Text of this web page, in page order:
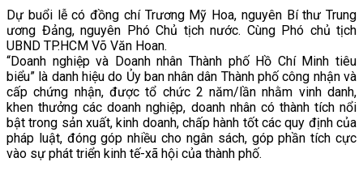
Dự buổi lễ có đồng chí Trương Mỹ Hoa, nguyên Bí thư Trung
ương Đảng, nguyên Phó Chủ tịch nước. Cùng Phó chủ tịch
UBND TP.HCM Võ Văn Hoan.
“Doanh nghiệp và Doanh nhân Thành phố Hồ Chí Minh tiêu
biểu” là danh hiệu do Ủy ban nhân dân Thành phố công nhận và
cấp chứng nhận, được tổ chức 2 năm/lần nhằm vinh danh,
khen thưởng các doanh nghiệp, doanh nhân có thành tích nổi
bật trong sản xuất, kinh doanh, chấp hành tốt các quy định của
pháp luật, đóng góp nhiều cho ngân sách, góp phần tích cực
vào sự phát triển kinh tế-xã hội của thành phố.